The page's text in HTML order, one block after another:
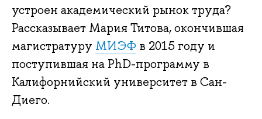
устроен академический рынок труда?
Рассказывает Мария Титова, окончившая
магистратуру МИЭФ в 2015 году и
поступившая на PhD-программу в
Калифорнийский университет в Сан-
Диего.